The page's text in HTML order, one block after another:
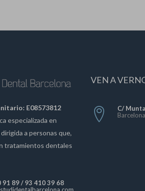
E08573812
especializada en
a personas que,
tratamientos dentales
91 89/ 93 410 39 68
VEN A
C/